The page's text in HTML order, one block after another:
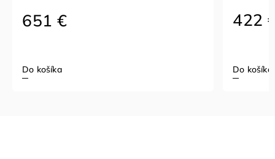
651 €
Do košíka
422 €
Do košíka